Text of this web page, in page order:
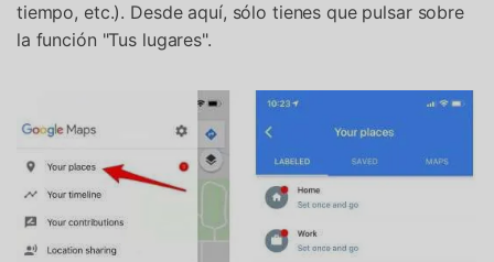
tiempo, etc.). Desde aquí, sólo tienes que pulsar sobre
la función "Tus lugares".